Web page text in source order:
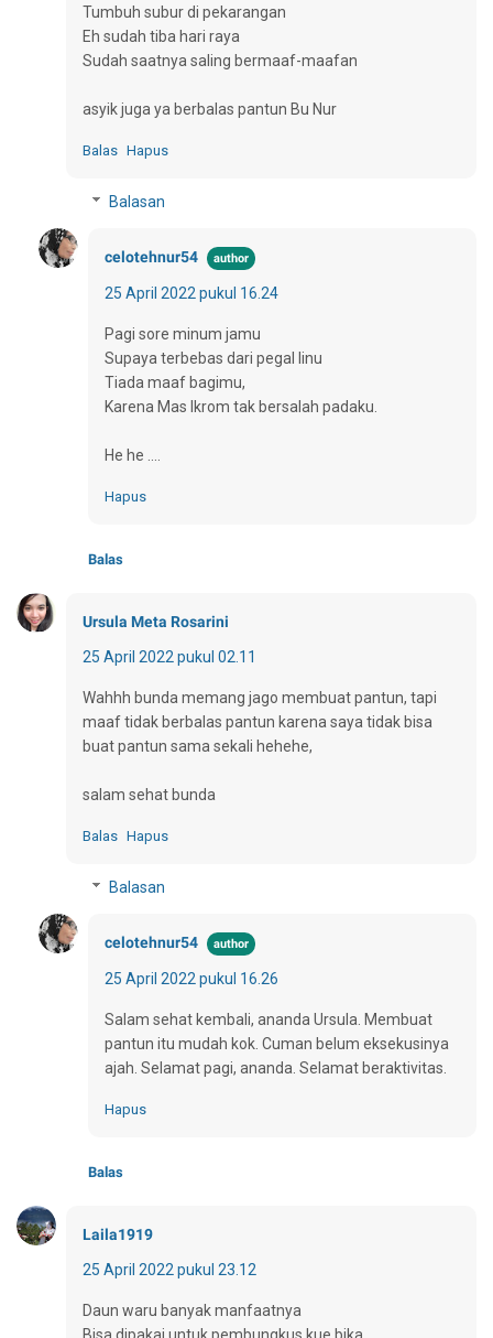
Tumbuh subur di pekarangan
Eh sudah tiba hari raya
Sudah saatnya saling bermaaf-maafan
asyik juga ya berbalas pantun Bu Nur
Balas Hapus
Balasan
celotehnur54
25 April 2022 pukul 16.24
Pagi sore minum jamu
Supaya terbebas dari pegal linu
Tiada maaf bagimu,
Karena Mas Ikrom tak bersalah padaku.
He he ....
Hapus
Balas
Ursula Meta Rosarini
25 April 2022 pukul 02.11
Wahhh bunda memang jago membuat pantun, tapi
maaf tidak berbalas pantun karena saya tidak bisa
buat pantun sama sekali hehehe,
salam sehat bunda
Balas Hapus
Balasan
celotehnur54
25 April 2022 pukul 16.26
Salam sehat kembali, ananda Ursula. Membuat
pantun itu mudah kok. Cuman belum eksekusinya
ajah. Selamat pagi, ananda. Selamat beraktivitas.
Hapus
Balas
Laila1919
25 April 2022 pukul 23.12
Daun waru banyak manfaatnya
Bisa dipakai untuk pembungkus kue bika